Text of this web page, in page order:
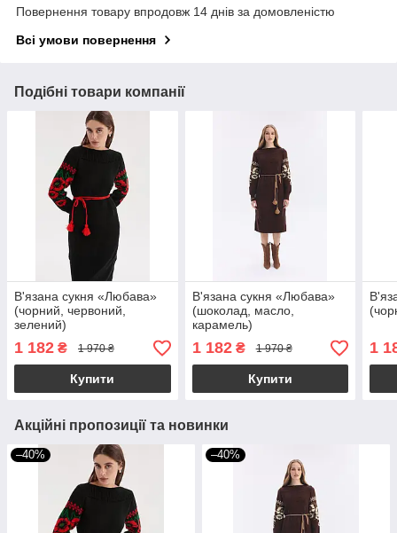
Повернення товару впродовж 14 днів за домовленістю
Всі умови повернення
Подібні товари компанії
В'язана сукня «Любава»
(чорний, червоний,
зелений)
1 182 ₴ 1 970 ₴
Купити
В'язана сукня «Любава»
(шоколад, масло,
карамель)
1 182₴ 1 970 ₴
Купити
1
Акційні пропозиції та новинки
–40% –40%